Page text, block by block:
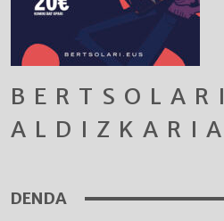
BERTSOLARI
ALDIZKARIA
DENDA